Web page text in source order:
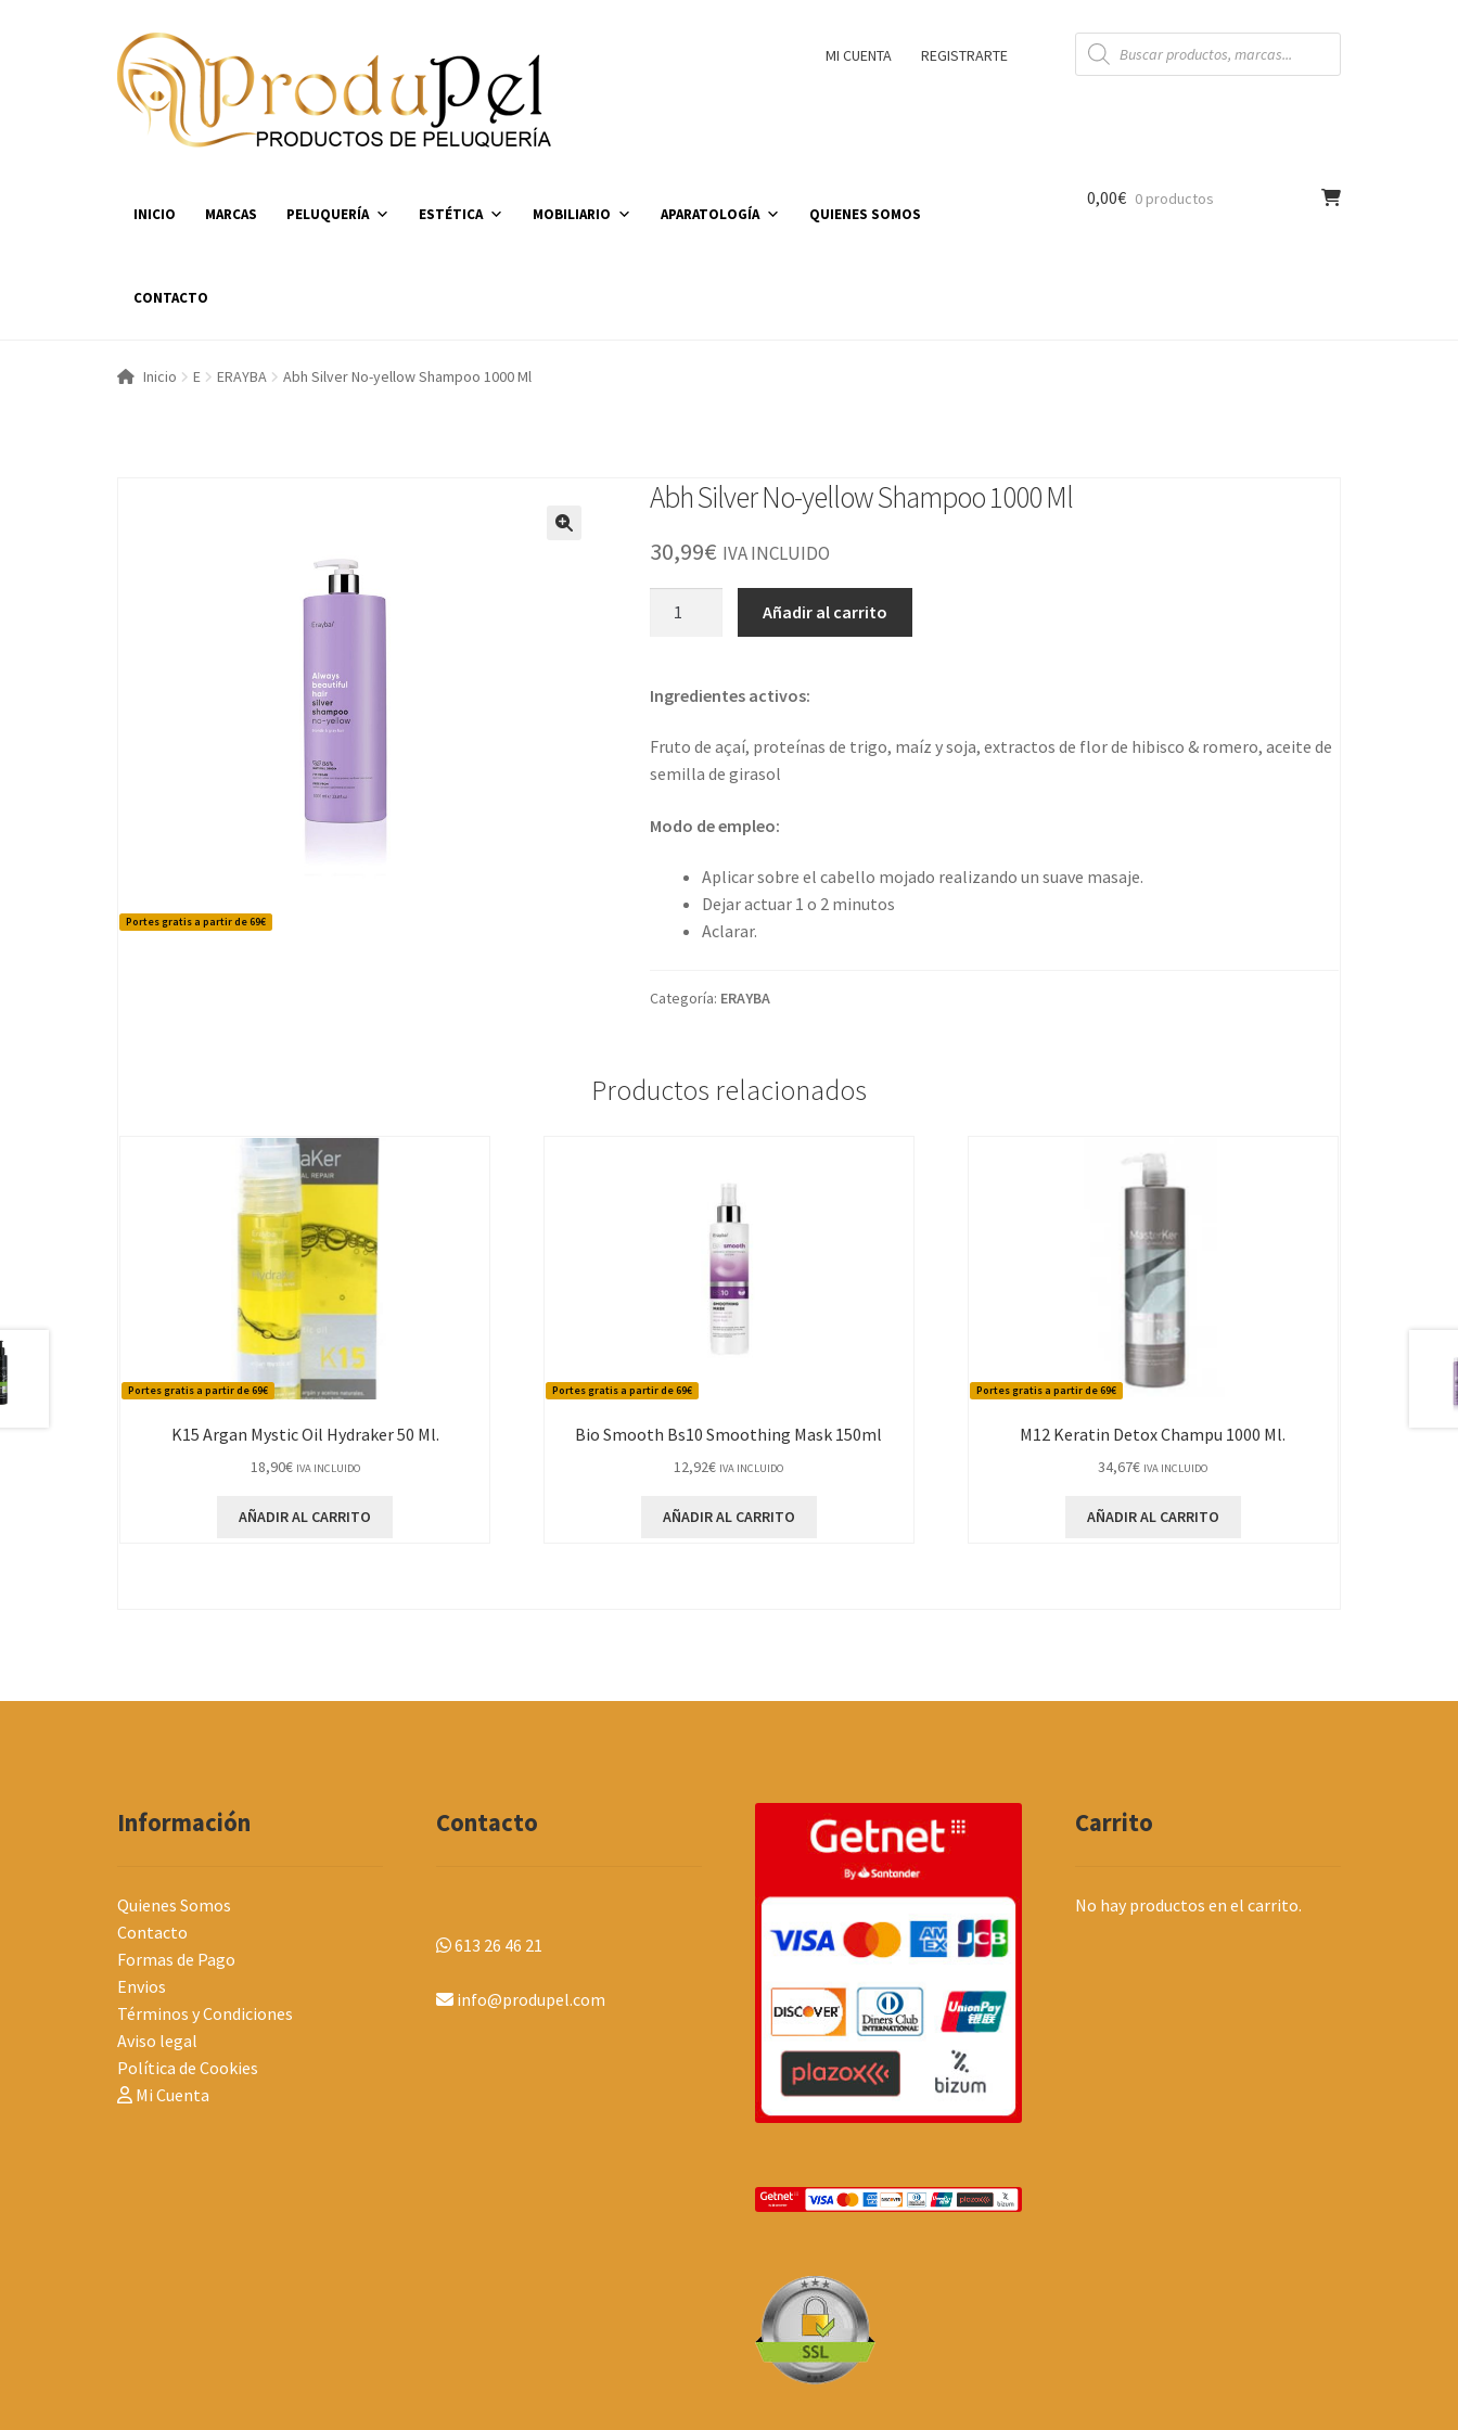
Ir
a
la
navegación
Ir
al
contenido
MI CUENTA REGISTRARTE
Búsqueda
de
productos
INICIO MARCAS PELUQUERÍA ESTÉTICA MOBILIARIO APARATOLOGÍA QUIENES SOMOS
CONTACTO
0,00€ 0 productos
Inicio E ERAYBA Abh Silver No-yellow Shampoo 1000 Ml
Portes gratis a partir de 69€
Abh Silver No-yellow Shampoo 1000 Ml
30,99€ IVA INCLUIDO
Shampoo
Añadir al carrito
Ingredientes activos:
Fruto de açaí, proteínas de trigo, maíz y soja, extractos de flor de hibisco & romero, aceite de
semilla de girasol
Modo de empleo:
Aplicar sobre el cabello mojado realizando un suave masaje.
Dejar actuar 1 o 2 minutos
Aclarar.
Categoría: ERAYBA
Productos relacionados
Portes gratis a partir de 69€
K15 Argan Mystic Oil Hydraker 50 Ml.
18,90€ IVA INCLUIDO
AÑADIR AL CARRITO
Portes gratis a partir de 69€
Bio Smooth Bs10 Smoothing Mask 150ml
12,92€ IVA INCLUIDO
AÑADIR AL CARRITO
Portes gratis a partir de 69€
M12 Keratin Detox Champu 1000 Ml.
34,67€ IVA INCLUIDO
AÑADIR AL CARRITO
Información
Quienes Somos
Contacto
Formas de Pago
Envios
Términos y Condiciones
Aviso legal
Política de Cookies
Mi Cuenta
Contacto
613 26 46 21
info@produpel.com
Carrito
No hay productos en el carrito.